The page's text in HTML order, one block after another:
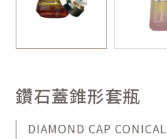
鑽石蓋錐形套瓶
DIAMOND CAP CONICAL